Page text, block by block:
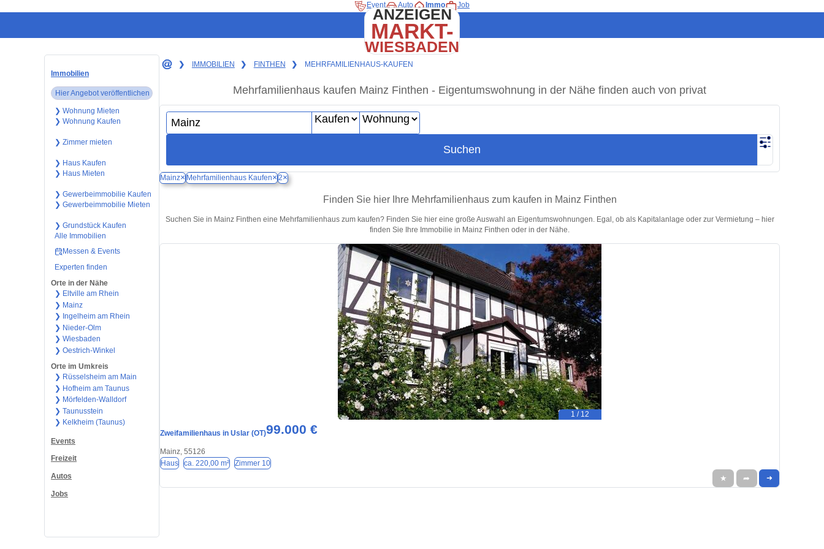
Event Auto Immo Job
ANZEIGEN
MARKT-
WIESBADEN
Immobilien
Hier Angebot veröffentlichen
❯ Wohnung Mieten
❯ Wohnung Kaufen
❯ Zimmer mieten
❯ Haus Kaufen
❯ Haus Mieten
❯ Gewerbeimmobilie Kaufen
❯ Gewerbeimmobilie Mieten
❯ Grundstück Kaufen
Alle Immobilien
Messen & Events
Experten finden
Orte in der Nähe
❯ Eltville am Rhein
❯ Mainz
❯ Ingelheim am Rhein
❯ Nieder-Olm
❯ Wiesbaden
❯ Oestrich-Winkel
Orte im Umkreis
❯ Rüsselsheim am Main
❯ Hofheim am Taunus
❯ Mörfelden-Walldorf
❯ Taunusstein
❯ Kelkheim (Taunus)
Events
Freizeit
Autos
Jobs
❯ IMMOBILIEN ❯ FINTHEN ❯ MEHRFAMILIENHAUS-KAUFEN
Mehrfamilienhaus kaufen Mainz Finthen - Eigentumswohnung in der Nähe finden auch von privat
Suchen
Mainz×Mehrfamilienhaus Kaufen×2×
Finden Sie hier Ihre Mehrfamilienhaus zum kaufen in Mainz Finthen
Suchen Sie in Mainz Finthen eine Mehrfamilienhaus zum kaufen? Finden Sie hier eine große Auswahl an Eigentumswohnungen. Egal, ob als Kapitalanlage oder zur Vermietung – hier
finden Sie Ihre Immobilie in Mainz Finthen oder in der Nähe.
1 / 12
Zweifamilienhaus in Uslar (OT)99.000 €
Mainz, 55126
Haus
ca. 220,00 m² Zimmer 10
★ ➦ ➜